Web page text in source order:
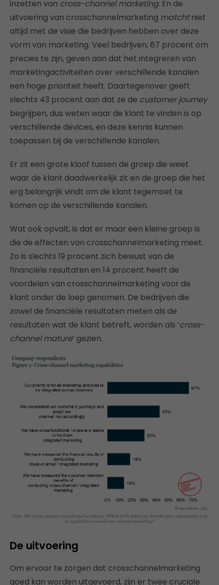
inzetten van cross-channel marketing. En de
uitvoering van crosschannelmarketing matchtniet
altijd met de visie die bedrijven hebben over deze
vorm van marketing. Veel bedrijven, 67 procent om
precies te zijn, geven aan dat het integreren van
marketingactiviteiten over verschillende kanalen
een hoge prioriteit heeft. Daartegenover geeft
slechts 43 procent aan dat ze de customer journey
begrijpen, dus weten waar de klant te vinden is op
verschillende devices, en deze kennis kunnen
toepassen bij de verschillende kanalen.
Er zit een grote kloof tussen de groep die weet
waar de klant daadwerkelijk zit en de groep die het
erg belangrijk vindt om de klant tegemoet te
komen op de verschillende kanalen.
Wat ook opvalt, is dat er maar een kleine groep is
die de effecten van crosschannelmarketing meet.
Zo is slechts 19 procent zich bewust van de
financiële resultaten en 14 procent heeft de
voordelen van crosschannelmarketing voor de
klant onder de loep genomen. De bedrijven die
zowel de financiële resultaten meten als de
resultaten wat de klant betreft, worden als ‘cross-
channel mature’ gezien.
De uitvoering
Om ervoor te zorgen dat crosschannelmarketing
goed kan worden uitgevoerd, zijn er twee cruciale